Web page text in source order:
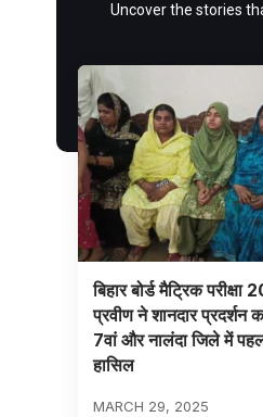
Uncover the stories
बिहार बोर्ड मैट्रिक परीक्षा
प्रवीण ने शानदार प्रदर्शन
7वां और नालंदा जिले में
हासिल
MARCH 29, 2025